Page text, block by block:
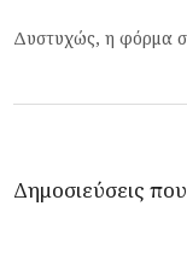
Δυστυχώς, η φόρμα
Δημοσιεύσεις